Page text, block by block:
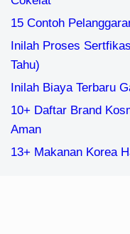
15 Contoh
Inilah Proses
Tahu)
Inilah Biaya Terbaru
10+ Daftar Brand
Aman
13+ Makanan Korea